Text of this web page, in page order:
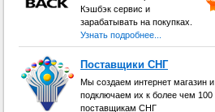
Кэшбэк сервис и
зарабатывать на покупках.
Узнать подробнее...
Поставщики СНГ
Мы создаем интернет магазин и
подключаем их к более чем 100
поставщикам СНГ